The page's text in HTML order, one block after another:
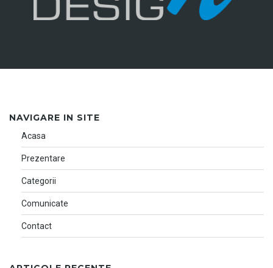
NAVIGARE IN SITE
Acasa
Prezentare
Categorii
Comunicate
Contact